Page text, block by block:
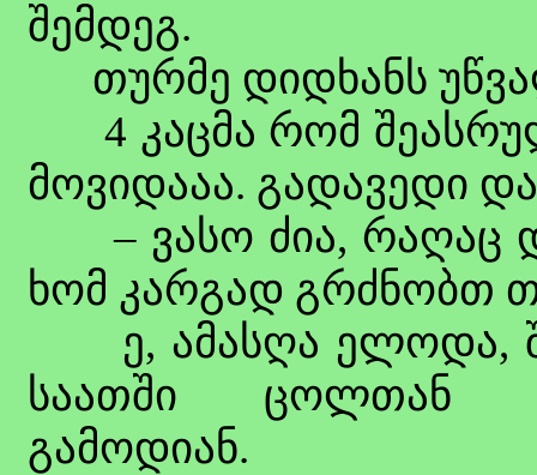
შემდეგ.
თურმე დიდხანს
4 კაცმა რომ
მოვიდააა. გადავედი
– ვასო ძია, რაღაც
ხომ კარგად გრძნობთ
ე, ამასღა ელოდა,
საათში ცოლთან
გამოდიან.